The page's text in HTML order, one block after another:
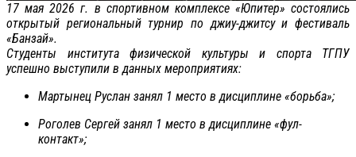
17 мая 2026 г. в спортивном комплексе «Юпитер» состоялись
открытый региональный турнир по джиу-джитсу и фестиваль
«Банзай».
Студенты института физической культуры и спорта ТГПУ
успешно выступили в данных мероприятиях:
Мартынец Руслан занял 1 место в дисциплине «борьба»;
Роголев Сергей занял 1 место в дисциплине «фул-
контакт»;